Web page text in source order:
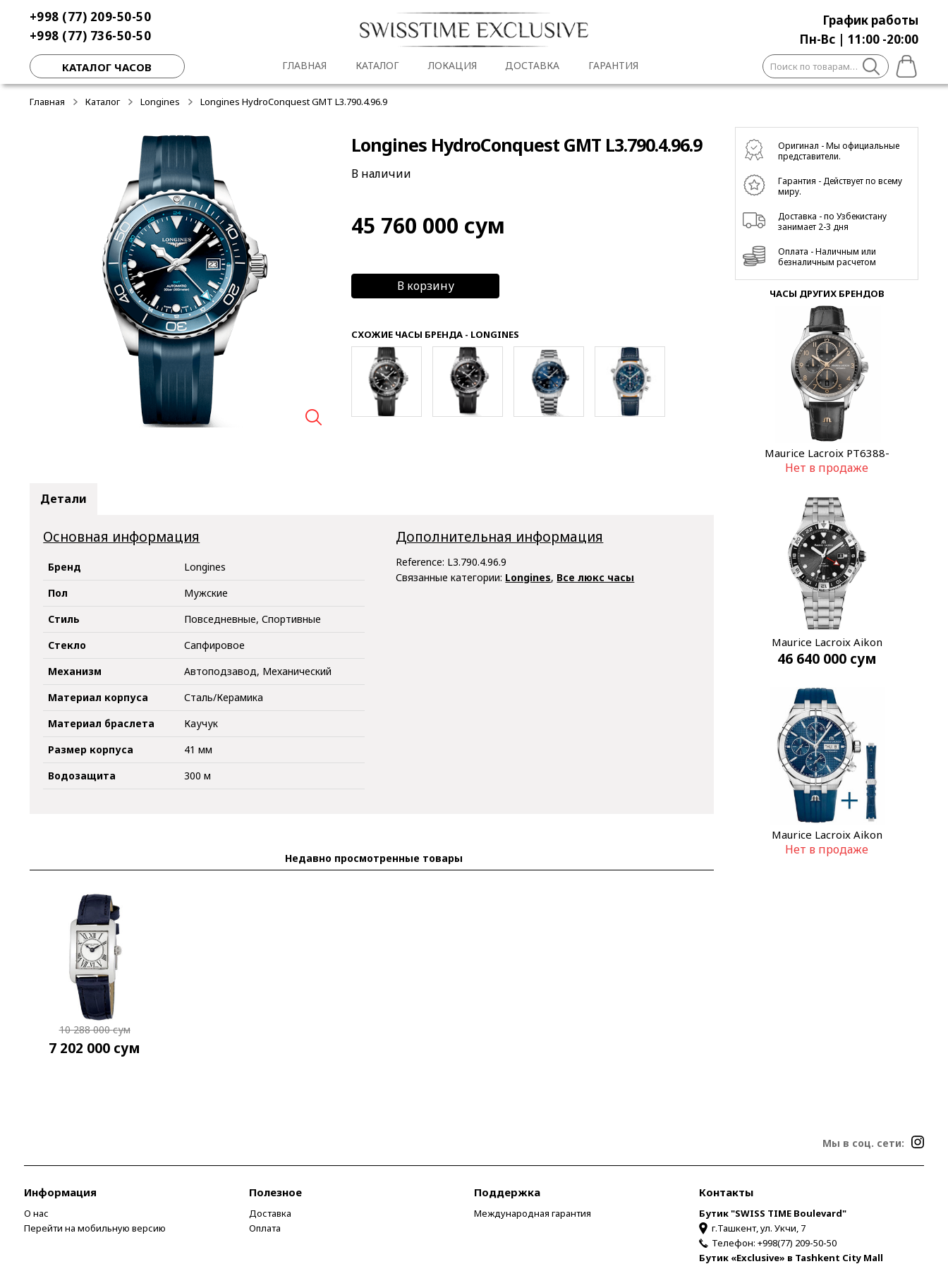
навигации
содержимому
+998 (77) 209-50-50
+998 (77) 736-50-50
График работы
Пн-Вс | 11:00 -20:00
КАТАЛОГ ЧАСОВ ГЛАВНАЯ КАТАЛОГ ЛОКАЦИЯ ДОСТАВКА ГАРАНТИЯ Искать:
Главная Каталог Longines Longines HydroConquest GMT L3.790.4.96.9
Longines HydroConquest GMT L3.790.4.96.9
В наличии
45 760 000 сум
В корзину
СХОЖИЕ ЧАСЫ БРЕНДА - LONGINES
Детали
Основная информация
Бренд
Longines
Пол
Мужские
Стиль
Повседневные, Спортивные
Стекло
Сапфировое
Механизм
Автоподзавод, Механический
Материал корпуса
Сталь/Керамика
Материал браслета
Каучук
Размер корпуса
41 мм
Водозащита
300 м
Дополнительная информация
Reference: L3.790.4.96.9
Связанные категории: Longines, Все люкс часы
Недавно просмотренные товары
10 288 000сум
7 202 000 сум
Оригинал - Мы официальные
представители.
Гарантия - Действует по всему
миру.
Доставка - по Узбекистану
занимает 2-3 дня
Оплата - Наличным или
безналичным расчетом
ЧАСЫ ДРУГИХ БРЕНДОВ
Maurice Lacroix PT6388-
SS001-321-2
Нет в продаже
Maurice Lacroix Aikon
AI6158-SS002-330-1
46 640 000 сум
Maurice Lacroix Aikon
AI6038-SS00B-430-4
Нет в продаже
Мы в соц. сети:
Информация
О нас
Перейти на мобильную версию
Полезное
Доставка
Оплата
Поддержка
Международная гарантия
Контакты
Бутик "SWISS TIME Boulevard"
г.Ташкент, ул. Укчи, 7
Телефон: +998(77) 209-50-50
Бутик «Exclusive» в Tashkent City Mall